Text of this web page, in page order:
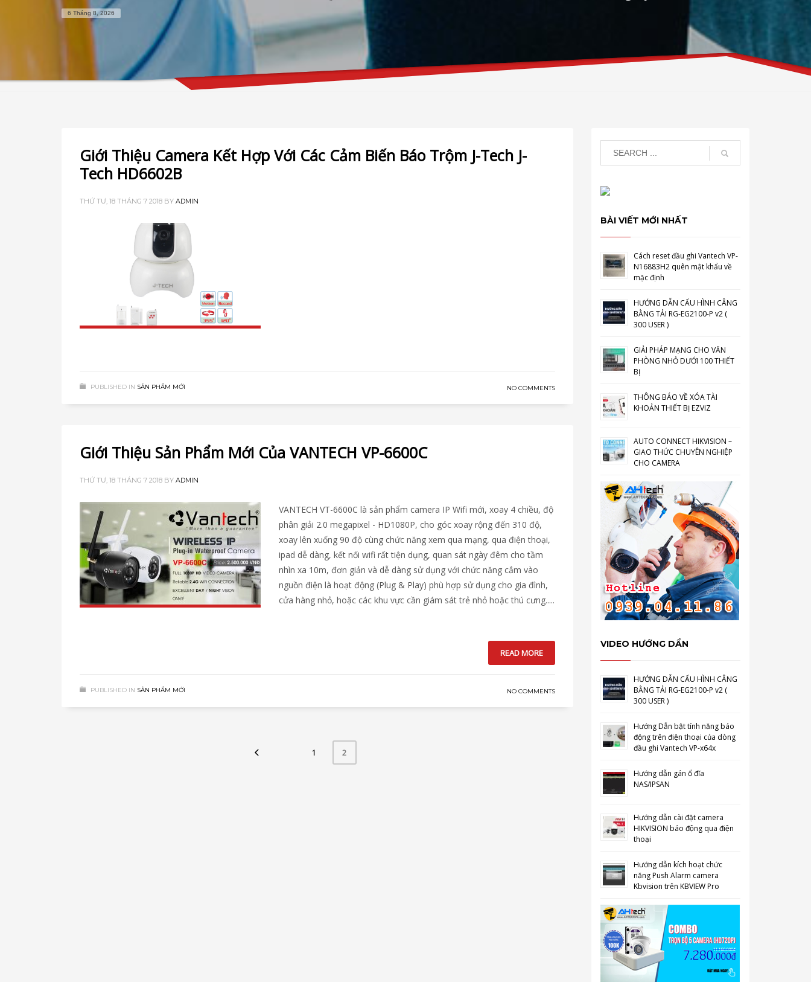
6 Tháng 8, 2026
Giới Thiệu Camera Kết Hợp Với Các Cảm Biến Báo Trộm J-Tech J-
Tech HD6602B
THỨ TƯ, 18 THÁNG 7 2018 BY ADMIN
PUBLISHED IN SẢN PHẨM MỚI NO COMMENTS
Giới Thiệu Sản Phẩm Mới Của VANTECH VP-6600C
THỨ TƯ, 18 THÁNG 7 2018 BY ADMIN
VANTECH VT-6600C là sản phẩm camera IP Wifi mới, xoay 4 chiều, độ
phân giải 2.0 megapixel - HD1080P, cho góc xoay rộng đến 310 độ,
xoay lên xuống 90 độ cùng chức năng xem qua mạng, qua điện thoại,
ipad dễ dàng, kết nối wifi rất tiện dụng, quan sát ngày đêm cho tầm
nhìn xa 10m, đơn giản và dễ dàng sử dụng với chức năng cắm vào
nguồn điện là hoạt động (Plug & Play) phù hợp sử dụng cho gia đình,
cửa hàng nhỏ, hoặc các khu vực cần giám sát trẻ nhỏ hoặc thú cưng.....
READ MORE
PUBLISHED IN SẢN PHẨM MỚI NO COMMENTS
1 2
BÀI VIẾT MỚI NHẤT
Cách reset đầu ghi Vantech VP-
N16883H2 quên mật khẩu về
mặc định
HƯỚNG DẪN CẤU HÌNH CÂNG
BẰNG TẢI RG-EG2100-P v2 (
300 USER )
GIẢI PHÁP MẠNG CHO VĂN
PHÒNG NHỎ DƯỚI 100 THIẾT
BỊ
THÔNG BÁO VỀ XÓA TÀI
KHOẢN THIẾT BỊ EZVIZ
AUTO CONNECT HIKVISION –
GIAO THỨC CHUYÊN NGHIỆP
CHO CAMERA
VIDEO HƯỚNG DẨN
HƯỚNG DẪN CẤU HÌNH CÂNG
BẰNG TẢI RG-EG2100-P v2 (
300 USER )
Hướng Dẫn bật tính năng báo
động trên điện thoại của dòng
đầu ghi Vantech VP-x64x
Hướng dẫn gán ổ đĩa
NAS/IPSAN
Hướng dẫn cài đặt camera
HIKVISION báo động qua điện
thoại
Hướng dẫn kích hoạt chức
năng Push Alarm camera
Kbvision trên KBVIEW Pro